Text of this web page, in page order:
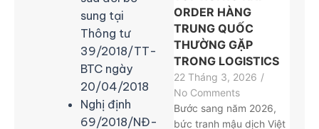
sung tại
Thông tư
39/2018/TT-
BTC ngày
20/04/2018
Nghị định
69/2018/NĐ-
ORDER HÀNG
TRUNG QUỐC
THƯỜNG GẶP
TRONG LOGISTICS
22 Tháng 3, 2026 /
No Comments
Bước sang năm 2026,
bức tranh mậu dịch Việt